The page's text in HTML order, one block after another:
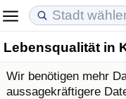
Lebensqualität in
Wir benötigen mehr
aussagekräftigere
Immobilienpreise
Immobilienpreis-
Lebensqualität
Lebensqualität-Index